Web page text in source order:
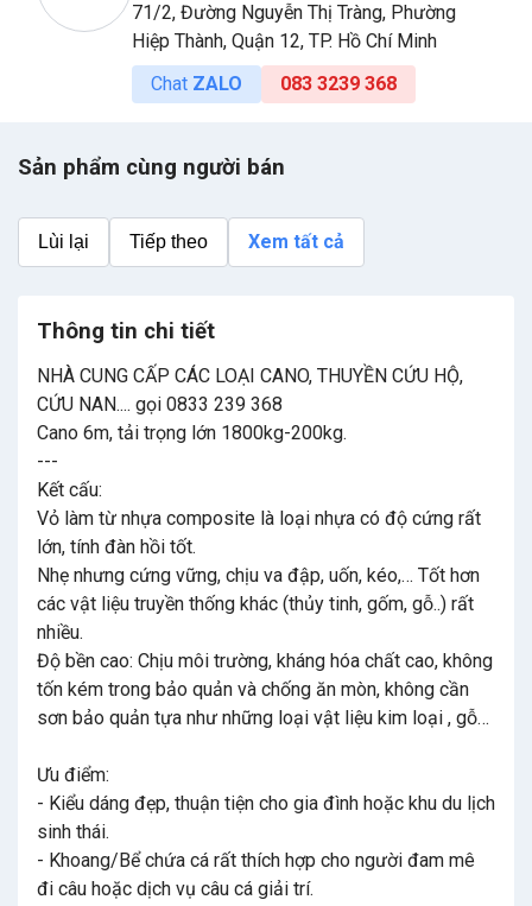
71/2, Đường Nguyễn Thị Tràng, Phường
Hiệp Thành, Quận 12, TP. Hồ Chí Minh
Chat ZALO 083 3239 368
Sản phẩm cùng người bán
Lùi lại Tiếp theo Xem tất cả
Thông tin chi tiết
NHÀ CUNG CẤP CÁC LOẠI CANO, THUYỀN CỨU HỘ,
CỨU NAN.... gọi 0833 239 368
Cano 6m, tải trọng lớn 1800kg-200kg.
---
Kết cấu:
Vỏ làm từ nhựa composite là loại nhựa có độ cứng rất
lớn, tính đàn hồi tốt.
Nhẹ nhưng cứng vững, chịu va đập, uốn, kéo,… Tốt hơn
các vật liệu truyền thống khác (thủy tinh, gốm, gỗ..) rất
nhiều.
Độ bền cao: Chịu môi trường, kháng hóa chất cao, không
tốn kém trong bảo quản và chống ăn mòn, không cần
sơn bảo quản tựa như những loại vật liệu kim loại , gỗ…
Ưu điểm:
- Kiểu dáng đẹp, thuận tiện cho gia đình hoặc khu du lịch
sinh thái.
- Khoang/Bể chứa cá rất thích hợp cho người đam mê
đi câu hoặc dịch vụ câu cá giải trí.